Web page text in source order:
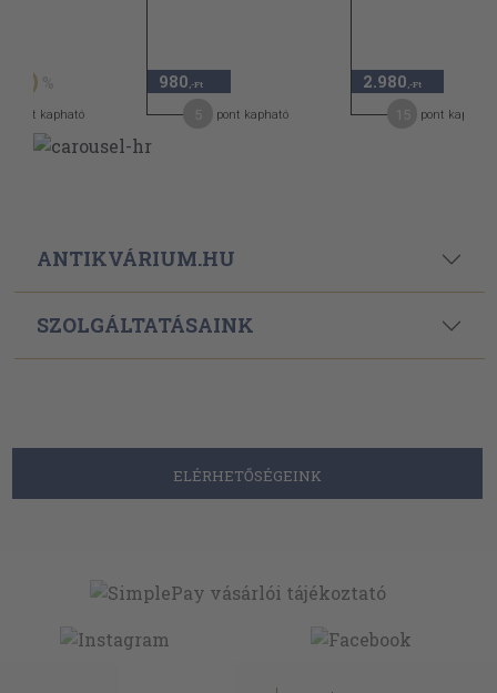
20
pont kapható
980 ,-Ft
pont kapható
2.980 ,-Ft
pont kapható
ANTIKVÁRIUM.HU
SZOLGÁLTATÁSAINK
ELÉRHETŐSÉGEINK